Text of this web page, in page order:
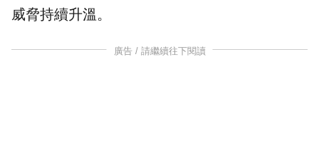
威脅持續升溫。
廣告 / 請繼續往下閱讀